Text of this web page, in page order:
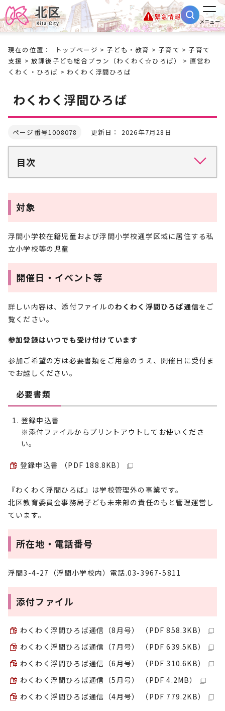
緊急情報
メニュー
現在の位置： トップページ >子ども・教育 >子育て >子育て
支援 >放課後子ども総合プラン（わくわく☆ひろば） > 直営わ
くわく・ひろば > わくわく浮間ひろば
わくわく浮間ひろば
ページ番号1008078 更新日： 2026年7月28日
目次
対象
浮間小学校在籍児童および浮間小学校通学区域に居住する私
立小学校等の児童
開催日・イベント等
詳しい内容は、添付ファイルのわくわく浮間ひろば通信をご
覧ください。
参加登録はいつでも受け付けています
参加ご希望の方は必要書類をご用意のうえ、開催日に受付ま
でお越しください。
必要書類
登録申込書
※添付ファイルからプリントアウトしてお使いくださ
い。
登録申込書 （PDF 188.8KB）
『わくわく浮間ひろば』は学校管理外の事業です。
北区教育委員会事務局子ども未来部の責任のもと管理運営し
ています。
所在地・電話番号
浮間3-4-27（浮間小学校内）電話.03-3967-5811
添付ファイル
わくわく浮間ひろば通信（8月号） （PDF 858.3KB）
わくわく浮間ひろば通信（7月号） （PDF 639.5KB）
わくわく浮間ひろば通信（6月号） （PDF 310.6KB）
わくわく浮間ひろば通信（5月号） （PDF 4.2MB）
わくわく浮間ひろば通信（4月号） （PDF 779.2KB）